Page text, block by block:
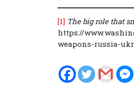
[1] The big role that
https://
weapons-russia-